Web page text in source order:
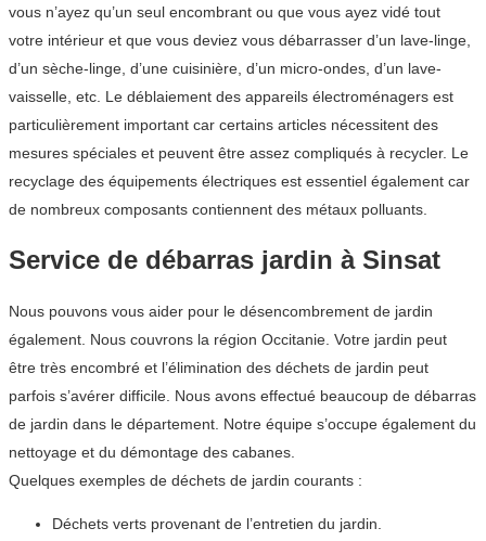
vous n’ayez qu’un seul encombrant ou que vous ayez vidé tout
votre intérieur et que vous deviez vous débarrasser d’un lave-linge,
d’un sèche-linge, d’une cuisinière, d’un micro-ondes, d’un lave-
vaisselle, etc. Le déblaiement des appareils électroménagers est
particulièrement important car certains articles nécessitent des
mesures spéciales et peuvent être assez compliqués à recycler. Le
recyclage des équipements électriques est essentiel également car
de nombreux composants contiennent des métaux polluants.
Service de débarras jardin à Sinsat
Nous pouvons vous aider pour le désencombrement de jardin
également. Nous couvrons la région Occitanie. Votre jardin peut
être très encombré et l’élimination des déchets de jardin peut
parfois s’avérer difficile. Nous avons effectué beaucoup de débarras
de jardin dans le département. Notre équipe s’occupe également du
nettoyage et du démontage des cabanes.
Quelques exemples de déchets de jardin courants :
Déchets verts provenant de l’entretien du jardin.